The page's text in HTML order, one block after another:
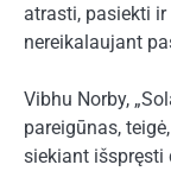
atrasti, pasiekti
nereikalaujant
Vibhu Norby,
pareigūnas,
siekiant išspręsti